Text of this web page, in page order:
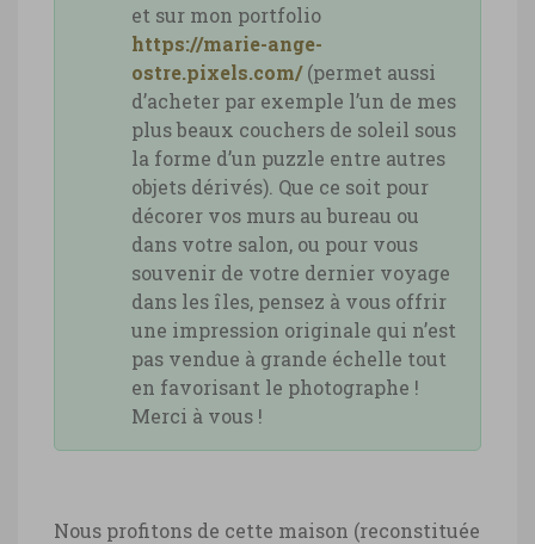
et sur mon portfolio
https://marie-ange-
ostre.pixels.com/(permet aussi
d’acheter par exemple l’un de mes
plus beaux couchers de soleil sous
la forme d’un puzzle entre autres
objets dérivés). Que ce soit pour
décorer vos murs au bureau ou
dans votre salon, ou pour vous
souvenir de votre dernier voyage
dans les îles, pensez à vous offrir
une impression originale qui n’est
pas vendue à grande échelle tout
en favorisant le photographe !
Merci à vous !
Nous profitons de cette maison (reconstituée